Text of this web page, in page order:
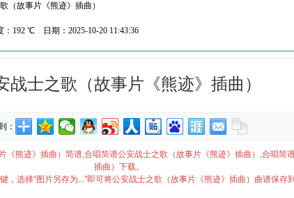
（故事片《熊迹》插曲）
： 192 ℃ 日期：2025-10-20 11:43:36
战士之歌（故事片《熊迹》插曲）
：
熊迹》插曲）简谱,合唱简谱公安战士之歌（故事片《熊迹》插曲）,合唱简
插曲）下载。
，选择“图片另存为...”即可将公安战士之歌（故事片《熊迹》插曲）曲谱保存